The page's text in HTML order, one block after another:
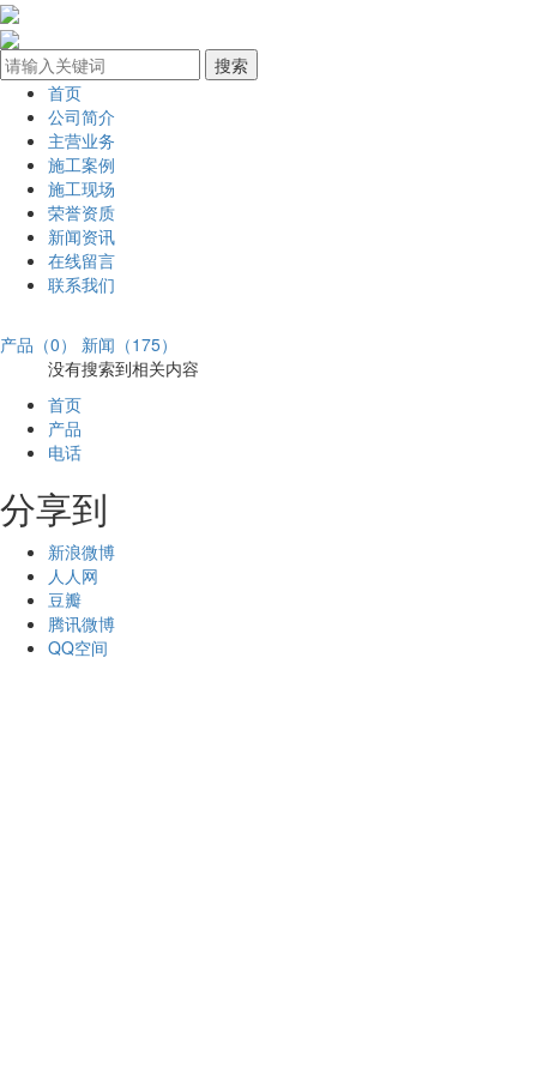
首页
公司简介
主营业务
施工案例
施工现场
荣誉资质
新闻资讯
在线留言
联系我们
产品（0）
新闻（175）
没有搜索到相关内容
首页
产品
电话
分享到
新浪微博
人人网
豆瓣
腾讯微博
QQ空间